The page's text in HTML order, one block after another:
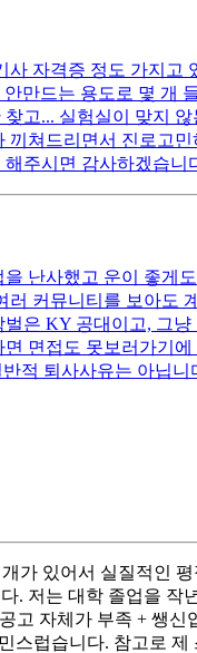
자격증 정도 가지고
만드는 용도로 몇 개
고... 실험실이 맞지
쳐드리면서 진로고민
주시면 감사하겠습니
난사했고 운이 좋게
커뮤니티를 보아도
은 KY 공대이고, 그
면접도 못보러가기
적 퇴사사유는 아닙니
가 있어서 실질적인
. 저는 대학 졸업을 작
고 자체가 부족 + 쌩신
스럽습니다. 참고로 제